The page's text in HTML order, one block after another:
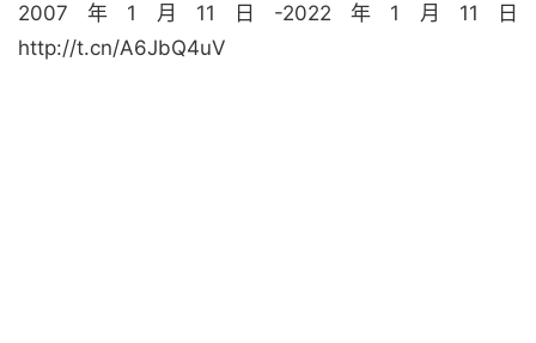
2007年1月11日-2022年1月11日
http://t.cn/A6JbQ4uV ​